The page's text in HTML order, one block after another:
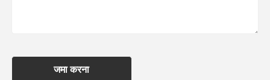
जमा करना